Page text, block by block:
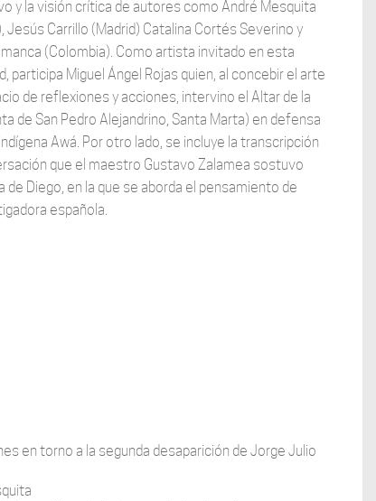
y la visión crítica de autores como André Mesquita
Jesús Carrillo (Madrid) Catalina Cortés Severino y
(Colombia). Como artista invitado en esta
participa Miguel Ángel Rojas quien, al concebir el arte
de reflexiones y acciones, intervino el Altar de la
de San Pedro Alejandrino, Santa Marta) en defensa
Awá. Por otro lado, se incluye la transcripción
que el maestro Gustavo Zalamea sostuvo
de Diego, en la que se aborda el pensamiento de
española.
en torno a la segunda desaparición de Jorge Julio